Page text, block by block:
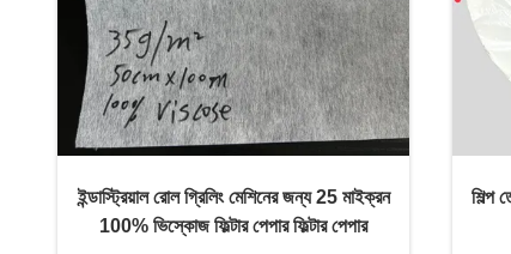
ইন্ডাস্ট্রিয়াল রোল গ্রিলিং মেশিনের জন্য 25 মাইক্রন
100% ভিস্কোজ ফিল্টার পেপার ফিল্টার পেপার
শিল্প